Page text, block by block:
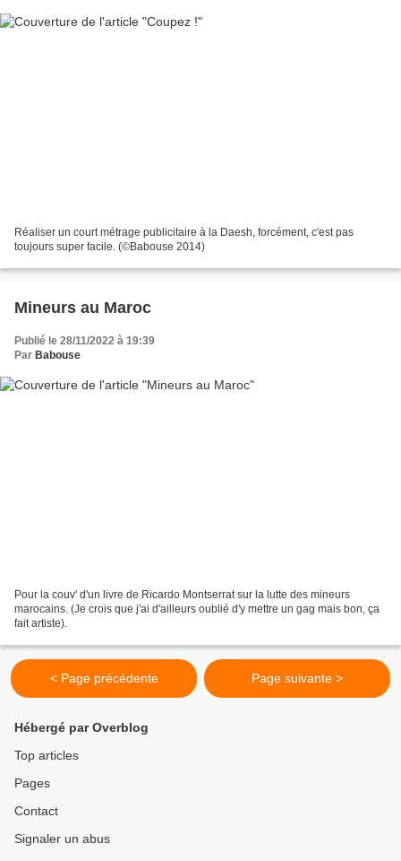
Réaliser un court métrage publicitaire à la Daesh, forcément, c'est pas
toujours super facile. (©Babouse 2014)
Mineurs au Maroc
Publié le 28/11/2022 à 19:39
Par Babouse
Pour la couv' d'un livre de Ricardo Montserrat sur la lutte des mineurs
marocains. (Je crois que j'ai d'ailleurs oublié d'y mettre un gag mais bon, ça
fait artiste).
< Page précédente Page suivante >
Hébergé par Overblog
Top articles
Pages
Contact
Signaler un abus